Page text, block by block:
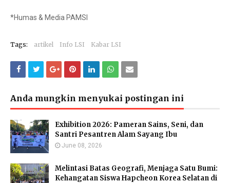
*Humas & Media PAMSI
Tags: artikel Info LSI Kabar LSI
Anda mungkin menyukai postingan ini
Exhibition 2026: Pameran Sains, Seni, dan
Santri Pesantren Alam Sayang Ibu
June 08, 2026
Melintasi Batas Geografi, Menjaga Satu Bumi:
Kehangatan Siswa Hapcheon Korea Selatan di